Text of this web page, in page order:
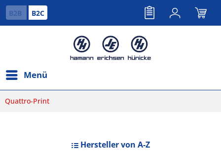
B2B B2C
Menü
Quattro-Print
Hersteller von A-Z